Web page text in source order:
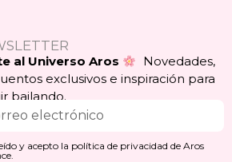
al Universo Aros
Novedades,
exclusivos e inspiración para
bailando.
y acepto la política de privacidad de Aros